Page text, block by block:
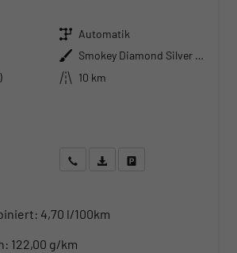
Getriebe Automatik
Außenfarbe
Smokey Diamond Silver Metallic
Kilometerstand
10 km
Wir rufen Sie anAngebot drucken (PDF)
4,70 l/100km
122,00 g/km